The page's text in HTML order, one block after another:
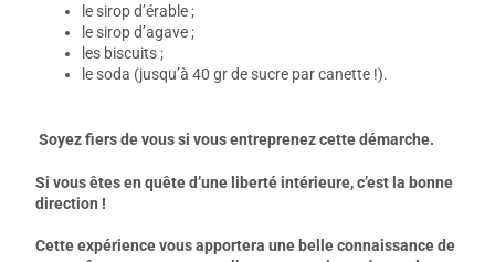
le sirop d’érable ;
le sirop d’agave ;
les biscuits ;
le soda (jusqu’à 40 gr de sucre par canette !).
Soyez fiers de vous si vous entreprenez cette démarche.
Si vous êtes en quête d’une liberté intérieure, c’est la bonne
direction !
Cette expérience vous apportera une belle connaissance de